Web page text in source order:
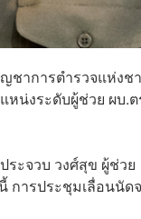
ชาการตำรวจแห่งช
หน่งระดับผู้ช่วย ผบ.ต
ระจวบ วงศ์สุข ผู้ช่วย
การประชุมเลื่อนนัด